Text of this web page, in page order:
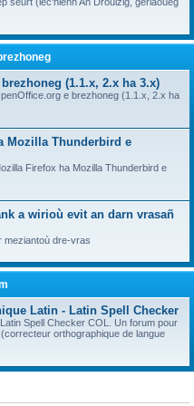
(1.1.x, 2.x ha 3.x)
e brezhoneg (1.1.x, 2.x ha
Mozilla Thunderbird e
Firefox ha Mozilla Thunderbird e
a wirioù evit an darn vrasañ
meziantoù dre-vras
Latin - Latin Spell Checker
Spell Checker COL. Un forum pour
orthographique de langue